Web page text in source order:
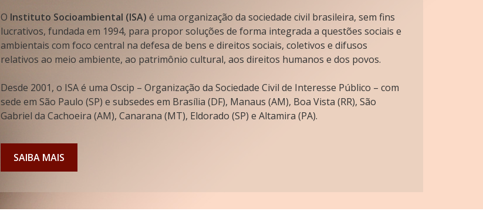
O Instituto Socioambiental (ISA) é uma organização da sociedade civil brasileira, sem fins
lucrativos, fundada em 1994, para propor soluções de forma integrada a questões sociais e
ambientais com foco central na defesa de bens e direitos sociais, coletivos e difusos
relativos ao meio ambiente, ao patrimônio cultural, aos direitos humanos e dos povos.
Desde 2001, o ISA é uma Oscip – Organização da Sociedade Civil de Interesse Público – com
sede em São Paulo (SP) e subsedes em Brasília (DF), Manaus (AM), Boa Vista (RR), São
Gabriel da Cachoeira (AM), Canarana (MT), Eldorado (SP) e Altamira (PA).
SAIBA MAIS